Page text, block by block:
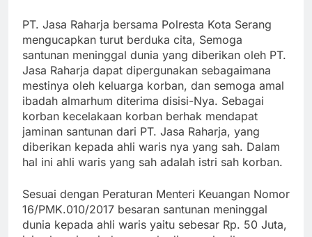
PT. Jasa Raharja bersama Polresta Kota Serang
mengucapkan turut berduka cita, Semoga
santunan meninggal dunia yang diberikan oleh PT.
Jasa Raharja dapat dipergunakan sebagaimana
mestinya oleh keluarga korban, dan semoga amal
ibadah almarhum diterima disisi-Nya. Sebagai
korban kecelakaan korban berhak mendapat
jaminan santunan dari PT. Jasa Raharja, yang
diberikan kepada ahli waris nya yang sah. Dalam
hal ini ahli waris yang sah adalah istri sah korban.
Sesuai dengan Peraturan Menteri Keuangan Nomor
16/PMK.010/2017 besaran santunan meninggal
dunia kepada ahli waris yaitu sebesar Rp. 50 Juta,